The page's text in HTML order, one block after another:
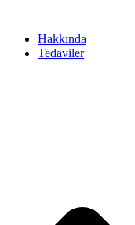
Hakkında
Tedaviler